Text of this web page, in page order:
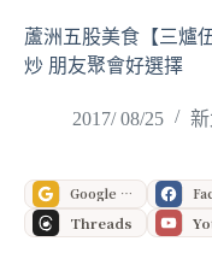
蘆洲五股美食【三爐
炒 朋友聚會好選擇
2017/ 08/25
Google 偏好來源
Threads